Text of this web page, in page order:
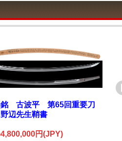
古波平 第65回重要刀
辺先生鞘書
円(JPY)